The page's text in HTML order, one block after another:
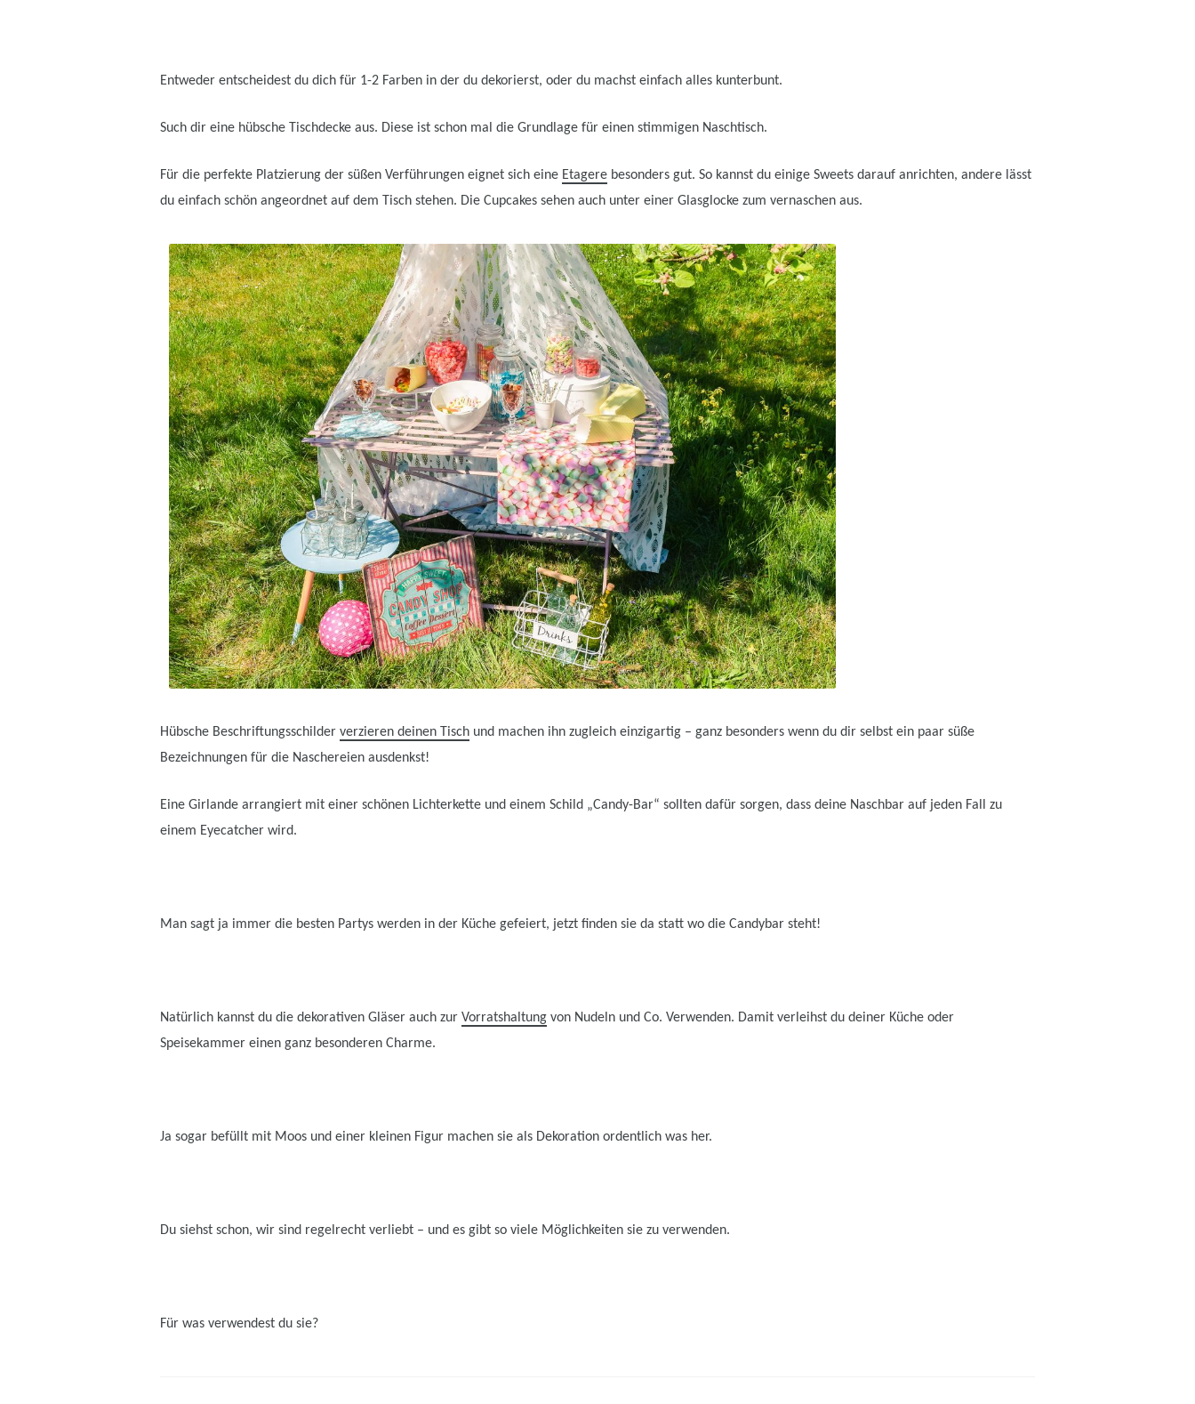
Entweder entscheidest du dich für 1-2 Farben in der du dekorierst, oder du machst einfach alles kunterbunt.
Such dir eine hübsche Tischdecke aus. Diese ist schon mal die Grundlage für einen stimmigen Naschtisch.
Für die perfekte Platzierung der süßen Verführungen eignet sich eine Etagere besonders gut. So kannst du einige Sweets darauf anrichten, andere lässt
du einfach schön angeordnet auf dem Tisch stehen. Die Cupcakes sehen auch unter einer Glasglocke zum vernaschen aus.
Hübsche Beschriftungsschilder verzieren deinen Tisch und machen ihn zugleich einzigartig – ganz besonders wenn du dir selbst ein paar süße
Bezeichnungen für die Naschereien ausdenkst!
Eine Girlande arrangiert mit einer schönen Lichterkette und einem Schild „Candy-Bar“ sollten dafür sorgen, dass deine Naschbar auf jeden Fall zu
einem Eyecatcher wird.
Man sagt ja immer die besten Partys werden in der Küche gefeiert, jetzt finden sie da statt wo die Candybar steht!
Natürlich kannst du die dekorativen Gläser auch zur Vorratshaltung von Nudeln und Co. Verwenden. Damit verleihst du deiner Küche oder
Speisekammer einen ganz besonderen Charme.
Ja sogar befüllt mit Moos und einer kleinen Figur machen sie als Dekoration ordentlich was her.
Du siehst schon, wir sind regelrecht verliebt – und es gibt so viele Möglichkeiten sie zu verwenden.
Für was verwendest du sie?